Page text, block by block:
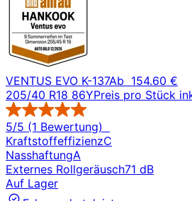
VENTUS EVO K-137Ab 154.60 €
205/40 R18 86YPreis pro Stück
5/5 (1 Bewertung)
KraftstoffeffizienzC
NasshaftungA
Externes Rollgeräusch71 dB
Auf Lager